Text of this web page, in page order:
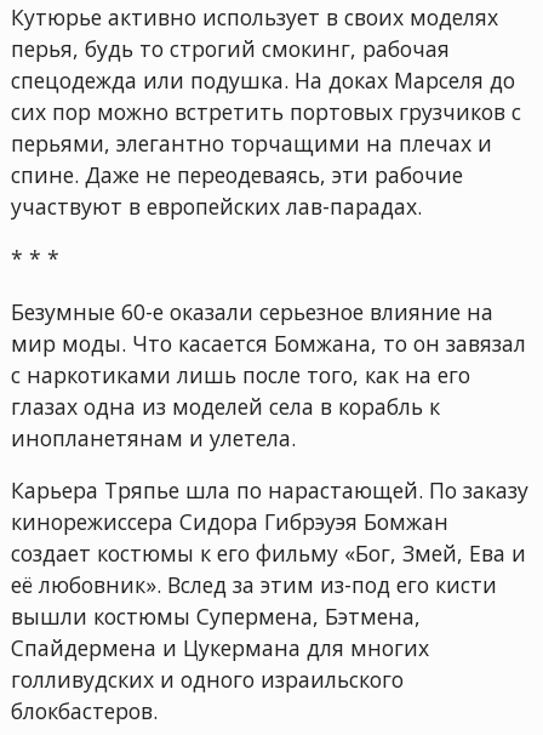
Кутюрье активно использует в своих моделях
перья, будь то строгий смокинг, рабочая
спецодежда или подушка. На доках Марселя до
сих пор можно встретить портовых грузчиков с
перьями, элегантно торчащими на плечах и
спине. Даже не переодеваясь, эти рабочие
участвуют в европейских лав-парадах.
* * *
Безумные 60-е оказали серьезное влияние на
мир моды. Что касается Бомжана, то он завязал
с наркотиками лишь после того, как на его
глазах одна из моделей села в корабль к
инопланетянам и улетела.
Карьера Тряпье шла по нарастающей. По заказу
кинорежиссера Сидора Гибрэуэя Бомжан
создает костюмы к его фильму «Бог, Змей, Ева и
её любовник». Вслед за этим из-под его кисти
вышли костюмы Супермена, Бэтмена,
Спайдермена и Цукермана для многих
голливудских и одного израильского
блокбастеров.